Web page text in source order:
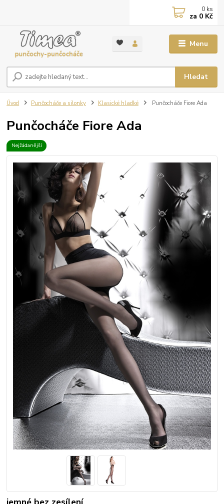
Menu
Hledat
0 ks
za 0 Kč
Úvod Punčocháče a silonky Klasické hladké Punčocháče Fiore Ada
Punčocháče Fiore Ada
Nejžádanější